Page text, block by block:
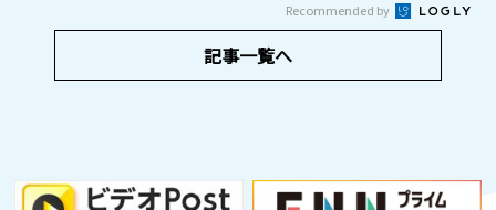
Recommended by
記事一覧へ